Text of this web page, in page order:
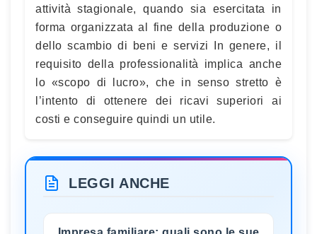
attività stagionale, quando sia esercitata in
forma organizzata al fine della produzione o
dello scambio di beni e servizi In genere, il
requisito della professionalità implica anche
lo «scopo di lucro», che in senso stretto è
l’intento di ottenere dei ricavi superiori ai
costi e conseguire quindi un utile.
LEGGI ANCHE